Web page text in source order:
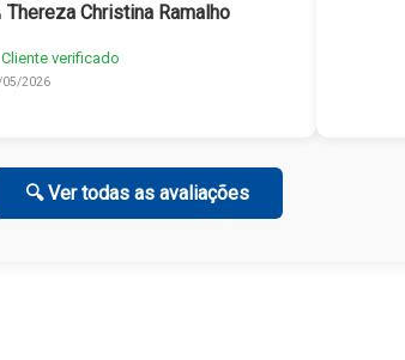
Thereza Christina Ramalho
Cliente verificado
2026
🔍 Ver todas as avaliações